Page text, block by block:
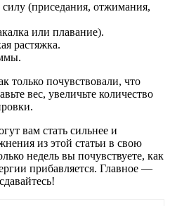
(приседания, отжимания,
или плавание).
растяжка.
только почувствовали, что
вес, увеличьте количество
вам стать сильнее и
из этой статьи в свою
недель вы почувствуете, как
прибавляется. Главное —